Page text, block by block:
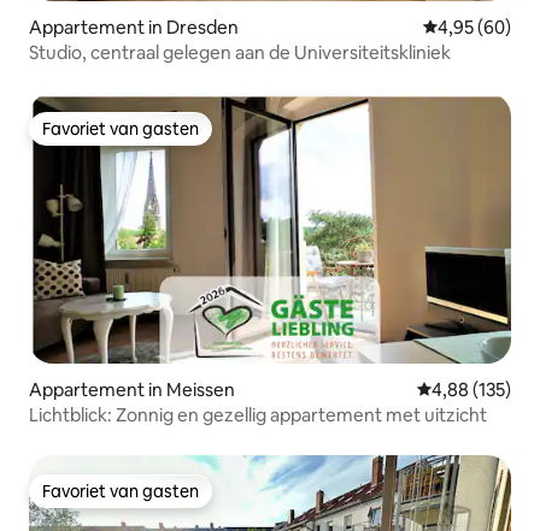
Appartement in Dresden Gemiddelde
4,95 (60)
Studio, centraal gelegen aan de Universiteitskliniek
Favoriet van gasten
Favoriet van gasten
Appartement in Meissen Gemiddelde
4,88 (135)
Lichtblick: Zonnig en gezellig appartement met uitzicht
Favoriet van gasten
Favoriet van gasten